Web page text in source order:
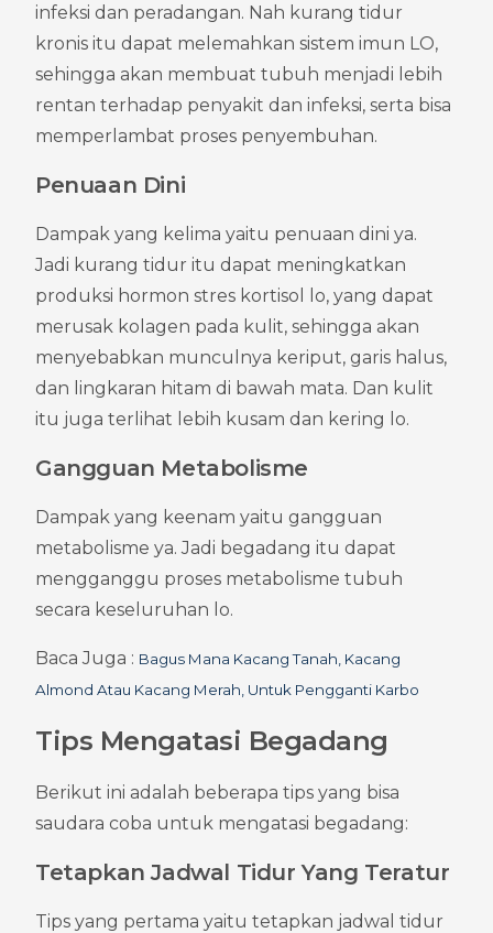
infeksi dan peradangan. Nah kurang tidur
kronis itu dapat melemahkan sistem imun LO,
sehingga akan membuat tubuh menjadi lebih
rentan terhadap penyakit dan infeksi, serta bisa
memperlambat proses penyembuhan.
Penuaan Dini
Dampak yang kelima yaitu penuaan dini ya.
Jadi kurang tidur itu dapat meningkatkan
produksi hormon stres kortisol lo, yang dapat
merusak kolagen pada kulit, sehingga akan
menyebabkan munculnya keriput, garis halus,
dan lingkaran hitam di bawah mata. Dan kulit
itu juga terlihat lebih kusam dan kering lo.
Gangguan Metabolisme
Dampak yang keenam yaitu gangguan
metabolisme ya. Jadi begadang itu dapat
mengganggu proses metabolisme tubuh
secara keseluruhan lo.
Baca Juga : Bagus Mana Kacang Tanah, Kacang
Almond Atau Kacang Merah, Untuk Pengganti Karbo
Tips Mengatasi Begadang
Berikut ini adalah beberapa tips yang bisa
saudara coba untuk mengatasi begadang:
Tetapkan Jadwal Tidur Yang Teratur
Tips yang pertama yaitu tetapkan jadwal tidur